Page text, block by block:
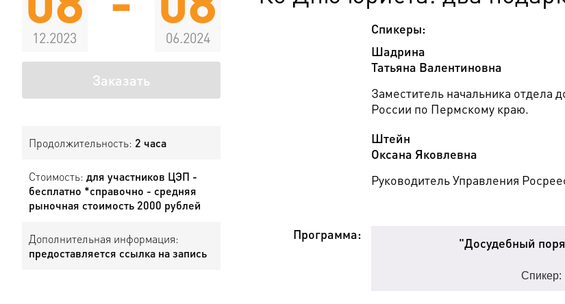
12.2023 06.2024
Заказать
Продолжительность: 2 часа
Стоимость: для участников ЦЭП -
бесплатно *справочно - средняя
рыночная стоимость 2000 рублей
Дополнительная информация:
предоставляется ссылка на запись
Спикеры:
Шадрина
Татьяна Валентиновна
Заместитель начальника отдела
России по Пермскому краю.
Штейн
Оксана Яковлевна
Руководитель Управления
Программа:
"Досудебный
Спикер: